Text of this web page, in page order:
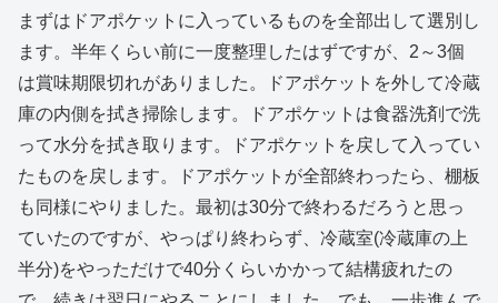
まずはドアポケットに入っているものを全部出して選別し
ます。半年くらい前に一度整理したはずですが、2～3個
は賞味期限切れがありました。ドアポケットを外して冷蔵
庫の内側を拭き掃除します。ドアポケットは食器洗剤で洗
って水分を拭き取ります。ドアポケットを戻して入ってい
たものを戻します。ドアポケットが全部終わったら、棚板
も同様にやりました。最初は30分で終わるだろうと思っ
ていたのですが、やっぱり終わらず、冷蔵室(冷蔵庫の上
半分)をやっただけで40分くらいかかって結構疲れたの